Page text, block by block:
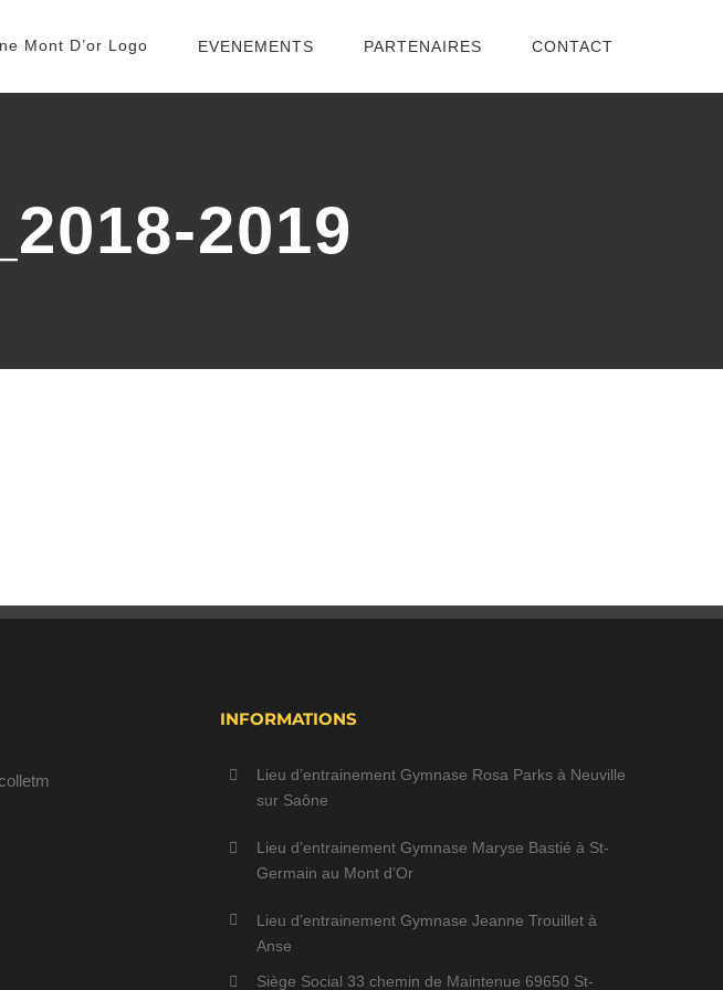
EVENEMENTS PARTENAIRES CONTACT
2019
INFORMATIONS
Lieu d’entrainement Gymnase Rosa Parks à Neuville
sur Saône
Lieu d’entrainement Gymnase Maryse Bastié à St-
Germain au Mont d’Or
Lieu d’entrainement Gymnase Jeanne Trouillet à
Anse
Siège Social 33 chemin de Maintenue 69650 St-